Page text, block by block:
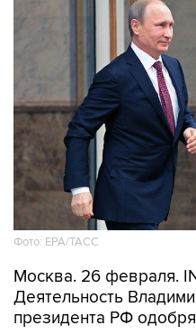
Фото: EPA/ТАСС
Москва. 26 февраля.
Деятельность
президента РФ